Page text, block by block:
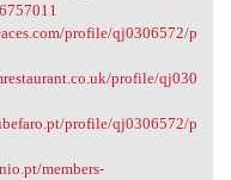
profile/qj0306572/p
profile/qj030
profile/qj0306572/p
members-